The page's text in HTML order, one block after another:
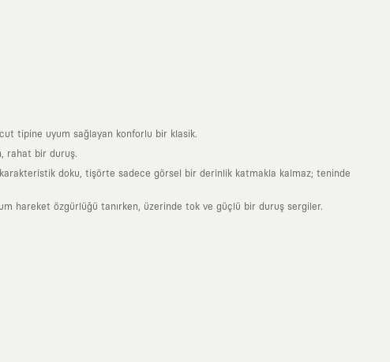
tipine uyum sağlayan konforlu bir klasik.
rahat bir duruş.
karakteristik doku, tişörte sadece görsel bir derinlik katmakla kalmaz; teninde
hareket özgürlüğü tanırken, üzerinde tok ve güçlü bir duruş sergiler.